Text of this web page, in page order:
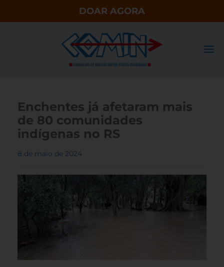
DOAR AGORA
Enchentes já afetaram mais
de 80 comunidades
indígenas no RS
8 de maio de 2024